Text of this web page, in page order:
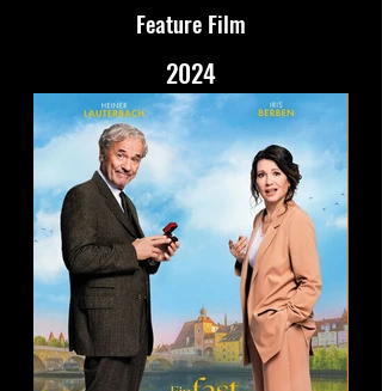
Feature Film
2024